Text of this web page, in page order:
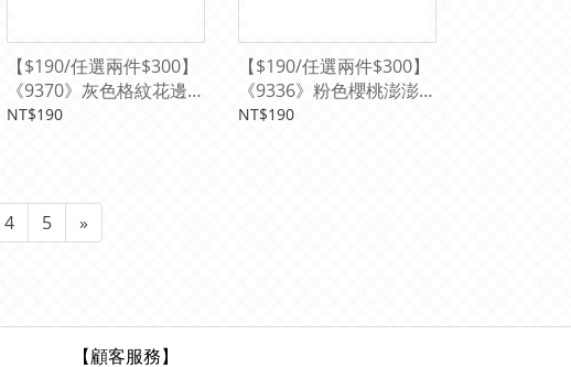
【$190/任選兩件$300】
《9370》灰色格紋花邊領
情侶寵物衣
NT$190
【$190/任選兩件$300】
《9336》粉色櫻桃澎澎紗
裙寵物衣
NT$190
4 5 »
【顧客服務】